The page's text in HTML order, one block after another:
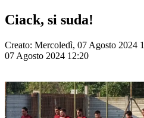
Ciack, si suda!
Creato: Mercoledì, 07 Agosto 2024
07 Agosto 2024 12:20